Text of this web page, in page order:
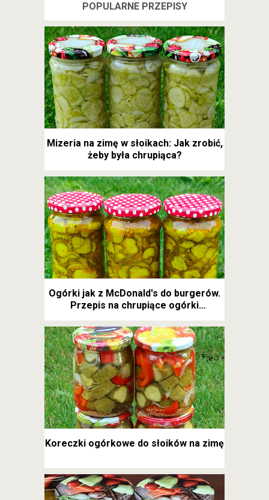
POPULARNE PRZEPISY
Mizeria na zimę w słoikach: Jak zrobić,
żeby była chrupiąca?
Ogórki jak z McDonald's do burgerów.
Przepis na chrupiące ogórki
Koreczki ogórkowe do słoików na zimę